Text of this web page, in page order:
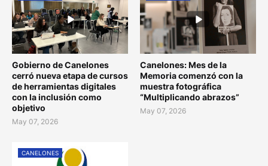
Gobierno de Canelones
cerró nueva etapa de cursos
de herramientas digitales
con la inclusión como
objetivo
May 07, 2026
Canelones: Mes de la
Memoria comenzó con la
muestra fotográfica
“Multiplicando abrazos”
May 07, 2026
CANELONES